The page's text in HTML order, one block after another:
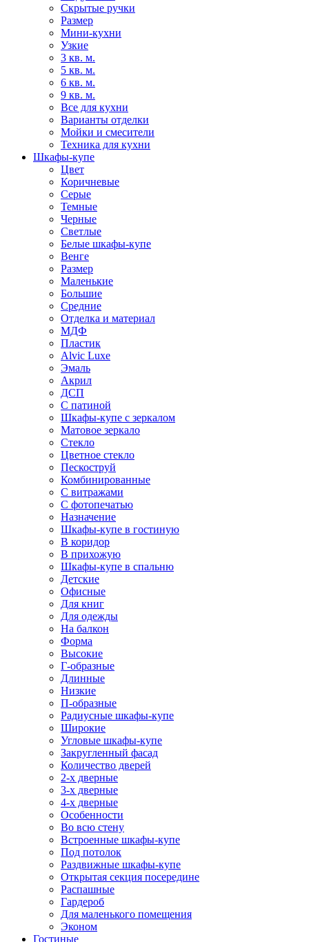
Скрытые ручки
Размер
Мини-кухни
Узкие
3 кв. м.
5 кв. м.
6 кв. м.
9 кв. м.
Все для кухни
Варианты отделки
Мойки и смесители
Техника для кухни
Шкафы-купе
Цвет
Коричневые
Серые
Темные
Черные
Светлые
Белые шкафы-купе
Венге
Размер
Маленькие
Большие
Средние
Отделка и материал
МДФ
Пластик
Alvic Luxe
Эмаль
Акрил
ДСП
С патиной
Шкафы-купе с зеркалом
Матовое зеркало
Стекло
Цветное стекло
Пескоструй
Комбинированные
С витражами
С фотопечатью
Назначение
Шкафы-купе в гостиную
В коридор
В прихожую
Шкафы-купе в спальню
Детские
Офисные
Для книг
Для одежды
На балкон
Форма
Высокие
Г-образные
Длинные
Низкие
П-образные
Радиусные шкафы-купе
Широкие
Угловые шкафы-купе
Закругленный фасад
Количество дверей
2-х дверные
3-х дверные
4-х дверные
Особенности
Во всю стену
Встроенные шкафы-купе
Под потолок
Раздвижные шкафы-купе
Открытая секция посередине
Распашные
Гардероб
Для маленького помещения
Эконом
Гостиные